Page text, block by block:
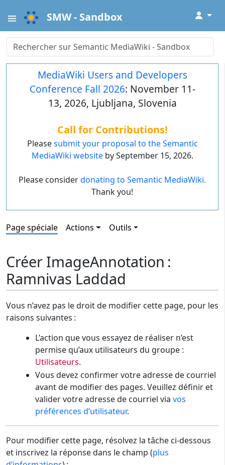
SMW - Sandbox ↓
MediaWiki Users and Developers
Conference Fall 2026: November 11-
13, 2026, Ljubljana, Slovenia
Call for Contributions!
Pleasesubmit your proposal to the Semantic
MediaWiki websiteby September 15, 2026.
Please considerdonating to Semantic MediaWiki.
Thank you!
Page spéciale Actions Outils
Créer ImageAnnotation :
Ramnivas Laddad
Vous n’avez pas le droit de modifier cette page, pour les
raisons suivantes :
L’action que vous essayez de réaliser n’est
permise qu’aux utilisateurs du groupe :
Utilisateurs.
Vous devez confirmer votre adresse de courriel
avant de modifier des pages. Veuillez définir et
valider votre adresse de courriel via vos
préférences d’utilisateur.
Pour modifier cette page, résolvez la tâche ci-dessous
et inscrivez la réponse dans le champ (plus